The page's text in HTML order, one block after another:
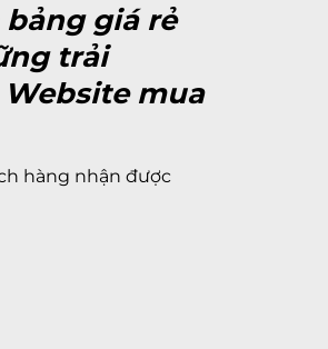
bảng giá rẻ
trải
mua
hàng nhận được